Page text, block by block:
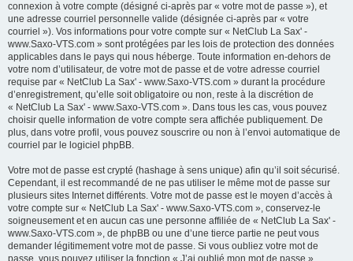
connexion à votre compte (désigné ci-après par « votre mot de passe »), et
une adresse courriel personnelle valide (désignée ci-après par « votre
courriel »). Vos informations pour votre compte sur « NetClub La Sax' -
www.Saxo-VTS.com » sont protégées par les lois de protection des données
applicables dans le pays qui nous héberge. Toute information en-dehors de
votre nom d’utilisateur, de votre mot de passe et de votre adresse courriel
requise par « NetClub La Sax' - www.Saxo-VTS.com » durant la procédure
d’enregistrement, qu’elle soit obligatoire ou non, reste à la discrétion de
« NetClub La Sax' - www.Saxo-VTS.com ». Dans tous les cas, vous pouvez
choisir quelle information de votre compte sera affichée publiquement. De
plus, dans votre profil, vous pouvez souscrire ou non à l’envoi automatique de
courriel par le logiciel phpBB.
Votre mot de passe est crypté (hashage à sens unique) afin qu’il soit sécurisé.
Cependant, il est recommandé de ne pas utiliser le même mot de passe sur
plusieurs sites Internet différents. Votre mot de passe est le moyen d’accès à
votre compte sur « NetClub La Sax' - www.Saxo-VTS.com », conservez-le
soigneusement et en aucun cas une personne affiliée de « NetClub La Sax' -
www.Saxo-VTS.com », de phpBB ou une d’une tierce partie ne peut vous
demander légitimement votre mot de passe. Si vous oubliez votre mot de
passe, vous pouvez utiliser la fonction « J’ai oublié mon mot de passe »